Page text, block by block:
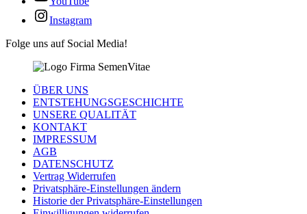
Instagram
Folge uns auf Social Media!
ÜBER UNS
ENTSTEHUNGSGESCHICHTE
UNSERE QUALITÄT
KONTAKT
IMPRESSUM
AGB
DATENSCHUTZ
Vertrag Widerrufen
Privatsphäre-Einstellungen ändern
Historie der Privatsphäre-Einstellungen